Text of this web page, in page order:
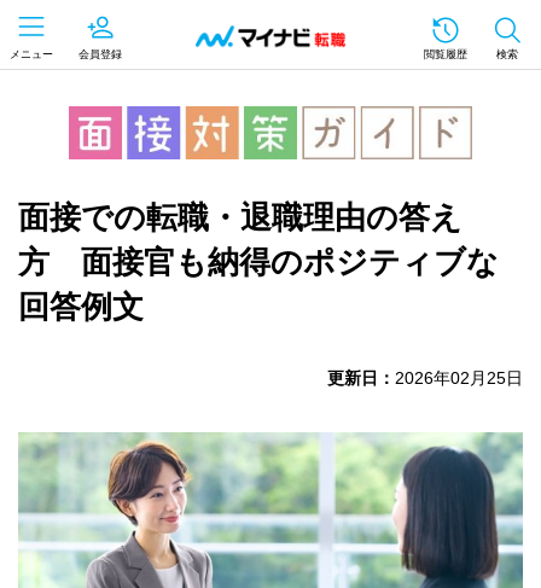
メニュー 会員登録 閲覧履歴 検索
面接での転職・退職理由の答え
方 面接官も納得のポジティブな
回答例文
更新日： 2026年02月25日